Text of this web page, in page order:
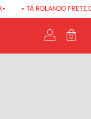
• TÁ ROLANDO FRETE
0